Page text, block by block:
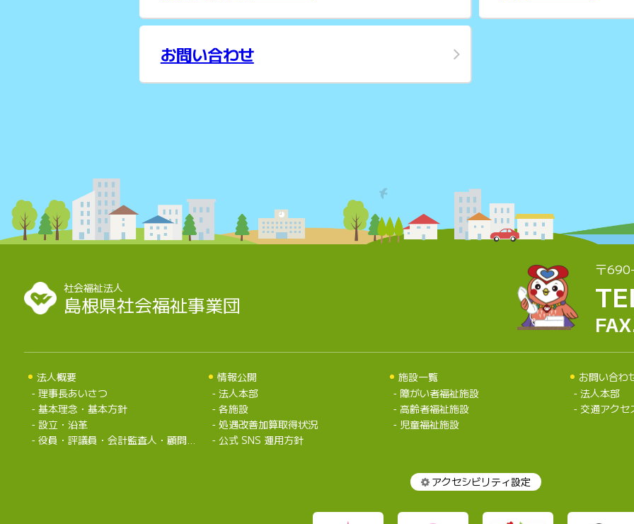
お問い合わせ
社会福祉法人
島根県社会福祉事業団
〒
法人概要
理事長あいさつ
基本理念・基本方針
設立・沿革
役員・評議員・会計監査人・顧問弁護士・組織
情報公開
法人本部
各施設
処遇改善加算取得状況
公式 SNS 運用方針
施設一覧
障がい者福祉施設
高齢者福祉施設
児童福祉施設
お問い合わ
法人本部
交通アクセ
アクセシビリティ設定